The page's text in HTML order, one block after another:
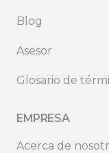
Blog
Asesor
Glosario de
EMPRESA
Acerca de